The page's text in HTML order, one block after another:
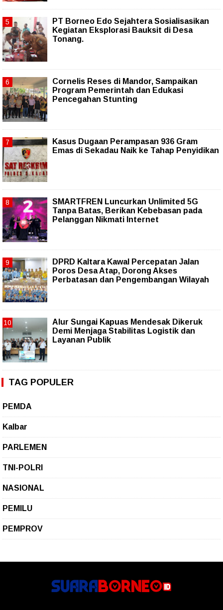
PT Borneo Edo Sejahtera Sosialisasikan
Kegiatan Eksplorasi Bauksit di Desa
Tonang.
Cornelis Reses di Mandor, Sampaikan
Program Pemerintah dan Edukasi
Pencegahan Stunting
Kasus Dugaan Perampasan 936 Gram
Emas di Sekadau Naik ke Tahap Penyidikan
SMARTFREN Luncurkan Unlimited 5G
Tanpa Batas, Berikan Kebebasan pada
Pelanggan Nikmati Internet
DPRD Kaltara Kawal Percepatan Jalan
Poros Desa Atap, Dorong Akses
Perbatasan dan Pengembangan Wilayah
Alur Sungai Kapuas Mendesak Dikeruk
Demi Menjaga Stabilitas Logistik dan
Layanan Publik
TAG POPULER
PEMDA
Kalbar
PARLEMEN
TNI-POLRI
NASIONAL
PEMILU
PEMPROV